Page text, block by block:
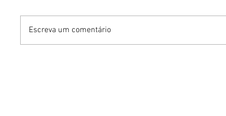
Escreva um comentário